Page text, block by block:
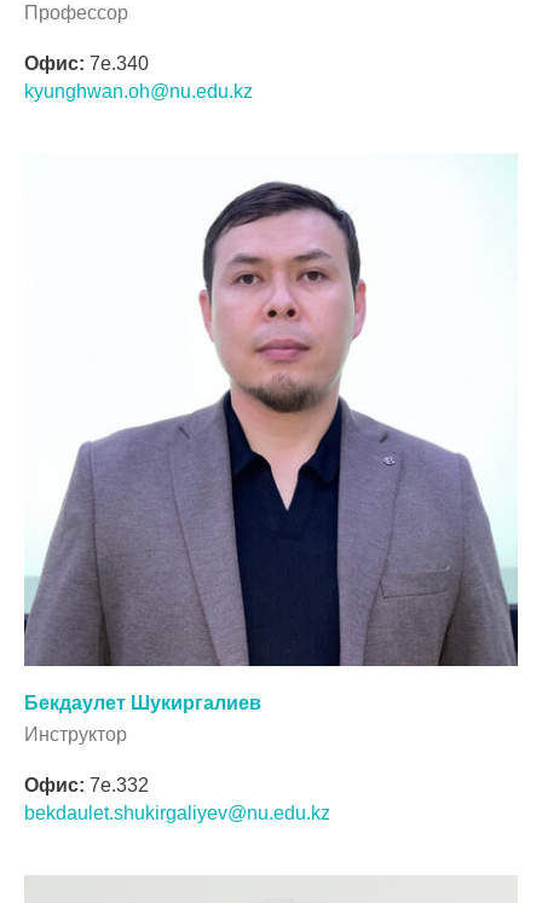
Профессор
Офис: 7e.340
kyunghwan.oh@nu.edu.kz
Бекдаулет Шукиргалиев
Инструктор
Офис: 7e.332
bekdaulet.shukirgaliyev@nu.edu.kz